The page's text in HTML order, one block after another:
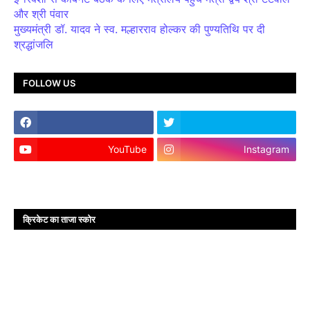
और श्री पंवार
मुख्यमंत्री डॉ. यादव ने स्व. मल्हारराव होल्कर की पुण्यतिथि पर दी
श्रद्धांजलि
FOLLOW US
YouTube Instagram
क्रिकेट का ताजा स्कोर